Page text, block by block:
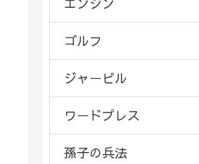
ゴルフ
ジャービル
ワードプレス
孫子の兵法